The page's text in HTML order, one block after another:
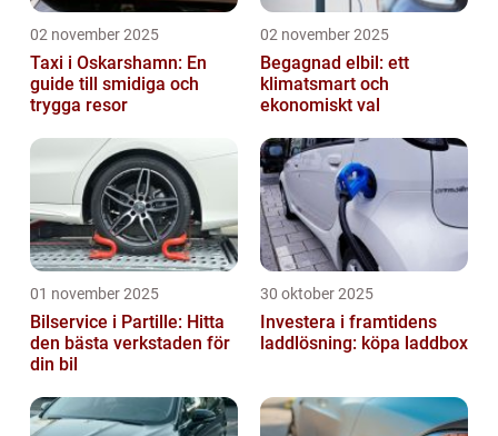
02 november 2025
Taxi i Oskarshamn: En
guide till smidiga och
trygga resor
02 november 2025
Begagnad elbil: ett
klimatsmart och
ekonomiskt val
01 november 2025
Bilservice i Partille: Hitta
den bästa verkstaden för
din bil
30 oktober 2025
Investera i framtidens
laddlösning: köpa laddbox